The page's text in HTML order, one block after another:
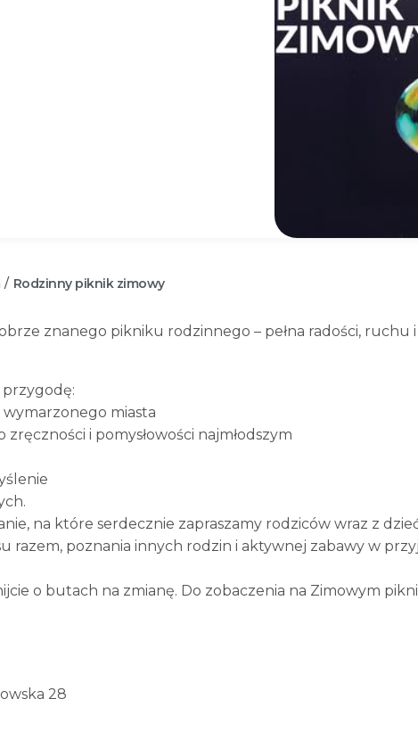
/ Rodzinny piknik zimowy
znanego pikniku rodzinnego – pełna radości, ruchu
przygodę:
miasta
i pomysłowości najmłodszym
na które serdecznie zapraszamy rodziców wraz z
razem, poznania innych rodzin i aktywnej zabawy w
o butach na zmianę. Do zobaczenia na Zimowym
28